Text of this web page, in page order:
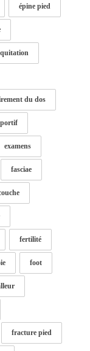
épine pied
du dos
examens
fasciae
fertilité
foot
fracture pied